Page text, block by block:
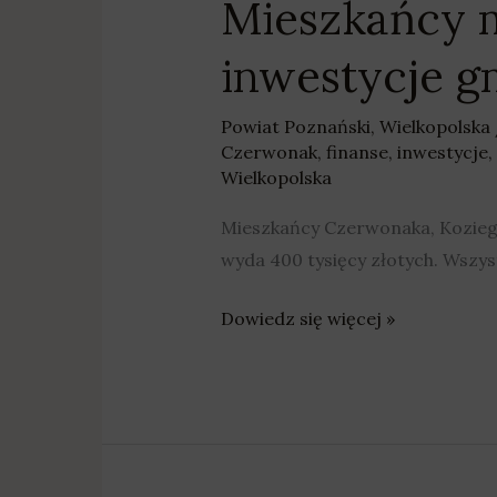
Mieszkańcy
inwestycje
Powiat Poznański, Wielkopolska
Czerwonak, finanse, inwestycje,
Wielkopolska
Mieszkańcy Czerwonaka,
wyda 400 tysięcy złotych.
Dowiedz się więcej »